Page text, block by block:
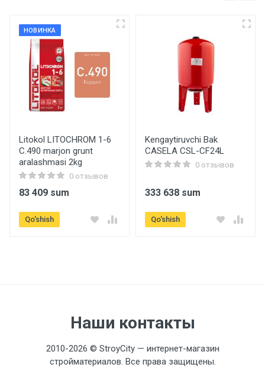
НОВИНКА
Litokol LITOCHROM 1-6
C.490 marjon grunt
aralashmasi 2kg
0 отзывов
83 409 sum
Qo'shish
Kengaytiruvchi Bak
CASELA CSL-CF24L
0 отзывов
333 638 sum
Qo'shish
Наши контакты
2010-2026 © StroyCity — интернет-магазин
стройматериалов. Все права защищены.